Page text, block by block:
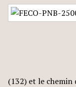
(132) et le chemin